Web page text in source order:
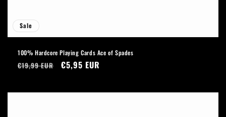
Sale
100% Hardcore Playing Cards Ace of Spades
Normaler
€19,99 EUR Verkaufspreis
€5,95 EUR